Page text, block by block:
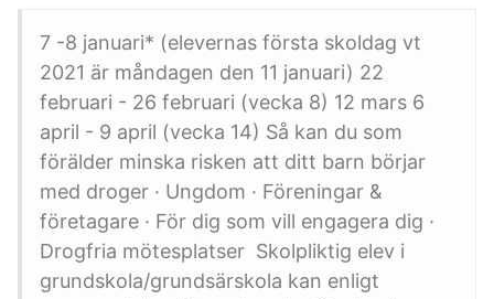
7 -8 januari* (elevernas första skoldag vt
2021 är måndagen den 11 januari) 22
februari - 26 februari (vecka 8) 12 mars 6
april - 9 april (vecka 14) Så kan du som
förälder minska risken att ditt barn börjar
med droger · Ungdom · Föreningar &
företagare · För dig som vill engagera dig ·
Drogfria mötesplatser Skolpliktig elev i
grundskola/grundsärskola kan enligt